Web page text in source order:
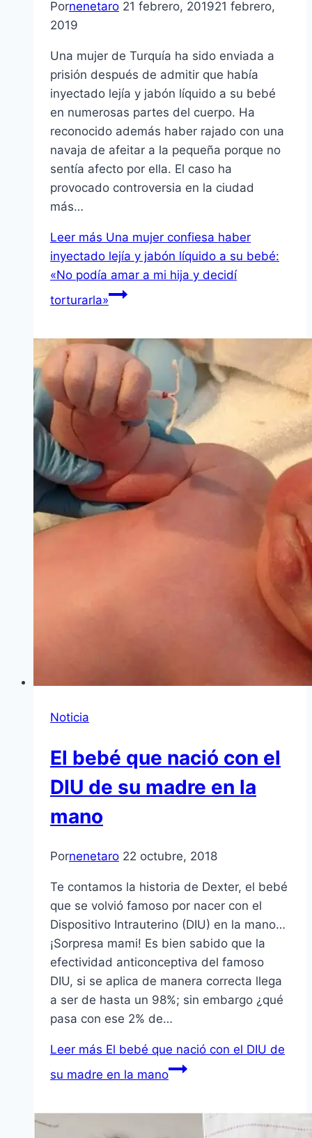
Pornenetaro 21 febrero, 201921 febrero,
2019
Una mujer de Turquía ha sido enviada a
prisión después de admitir que había
inyectado lejía y jabón líquido a su bebé
en numerosas partes del cuerpo. Ha
reconocido además haber rajado con una
navaja de afeitar a la pequeña porque no
sentía afecto por ella. El caso ha
provocado controversia en la ciudad
más…
Leer más Una mujer confiesa haber
inyectado lejía y jabón líquido a su bebé:
«No podía amar a mi hija y decidí
torturarla»
Noticia
El bebé que nació con el
DIU de su madre en la
mano
Pornenetaro 22 octubre, 2018
Te contamos la historia de Dexter, el bebé
que se volvió famoso por nacer con el
Dispositivo Intrauterino (DIU) en la mano…
¡Sorpresa mami! Es bien sabido que la
efectividad anticonceptiva del famoso
DIU, si se aplica de manera correcta llega
a ser de hasta un 98%; sin embargo ¿qué
pasa con ese 2% de…
Leer más El bebé que nació con el DIU de
su madre en la mano